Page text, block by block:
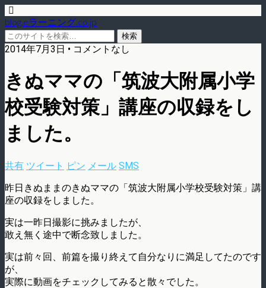
blog.eラーニング.co.jp
2014年7月3日 • コメントなし
きぬママの「筑波大附属小学
校受験対策」講座の収録をし
ました。
共有 ツイート ピン メール SMS
昨日きぬままのきぬママの「筑波大附属小学校受験対策」講
座の収録をしました。
実は一昨日撮影に挑みましたが、
敢え無く途中で断念致しました。
実は前々回、前篇を撮り終えて自分なりに満足してたのです
が、
実際に動画をチェックしてみると散々でした。